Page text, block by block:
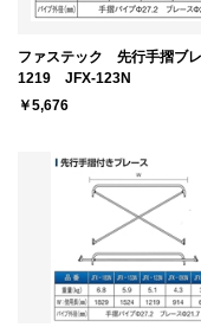
ファステック 先行手摺ブ
1219 JFX-123N
￥5,676